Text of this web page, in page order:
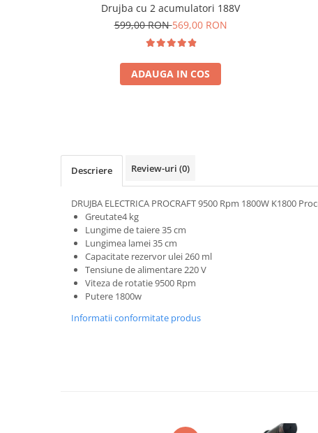
Aparate De Sudura si Accesorii
Drujba cu 2 acumulatori 188V
599,00 RON569,00 RON
ADAUGA IN COS
Descriere Review-uri (0)
DRUJBA ELECTRICA PROCRAFT 9500 Rpm 1800W K1800
Greutate4 kg
Lungime de taiere 35 cm
Lungimea lamei 35 cm
Capacitate rezervor ulei 260 ml
Tensiune de alimentare 220 V
Viteza de rotatie 9500 Rpm
Putere 1800w
Informatii conformitate produs